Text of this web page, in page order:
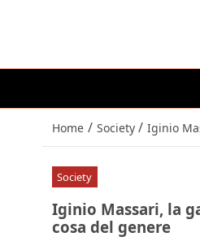
Home / Society / Iginio
Society
Iginio Massari, la
cosa del genere